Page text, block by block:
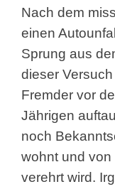
Nach dem
einen
Sprung aus
dieser
Fremder vor
Jährigen
noch
wohnt und
verehrt wird.